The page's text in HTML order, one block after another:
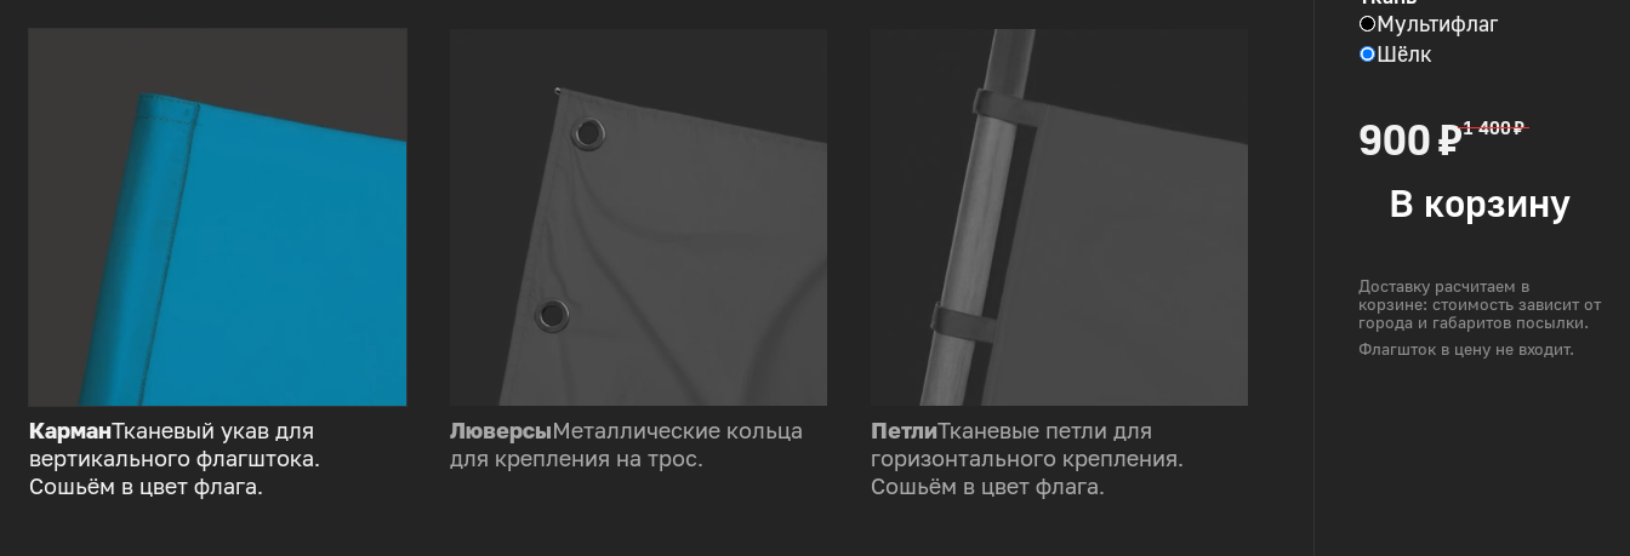
КарманТканевый укав для
вертикального флагштока.
Сошьём в цвет флага.
ЛюверсыМеталлические кольца
для крепления на трос.
ПетлиТканевые петли для
горизонтального крепления.
Сошьём в цвет флага.
Мультифлаг
Шёлк
900 ₽1 400 ₽
В корзину
Доставку расчитаем в
корзине: стоимость зависит от
города и габаритов посылки.
Флагшток в цену не входит.